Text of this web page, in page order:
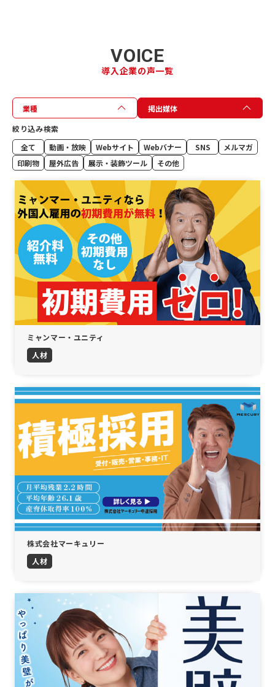
VOICE
導入企業の声一覧
業種
掲出媒体
絞り込み検索
全て
動画・放映 Webサイト Webバナー SNS
メルマガ
印刷物
屋外広告 展示・装飾ツール その他
ミャンマー・ユニティ
人材
株式会社マーキュリー
人材